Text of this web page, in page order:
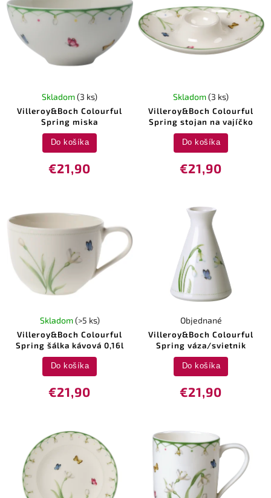
Villeroy&Boch Colourful
Spring miska
Skladom(3 ks)
€21,90
Do košíka
Villeroy&Boch Colourful
Spring stojan na vajíčko
Skladom(3 ks)
€21,90
Do košíka
Villeroy&Boch Colourful
Spring šálka kávová 0,16l
Skladom(>5 ks)
€21,90
Do košíka
Villeroy&Boch Colourful
Spring váza/svietnik
Objednané
€21,90
Do košíka